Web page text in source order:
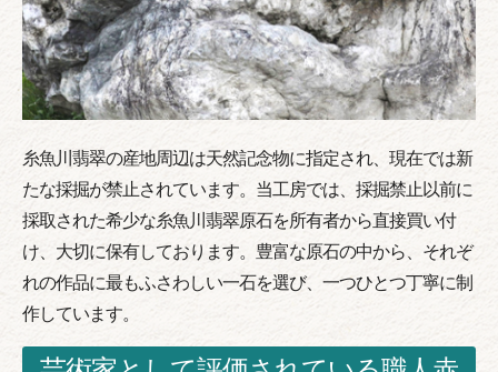
糸魚川翡翠の産地周辺は天然記念物に指定され、現在では新
たな採掘が禁止されています。当工房では、採掘禁止以前に
採取された希少な糸魚川翡翠原石を所有者から直接買い付
け、大切に保有しております。豊富な原石の中から、それぞ
れの作品に最もふさわしい一石を選び、一つひとつ丁寧に制
作しています。